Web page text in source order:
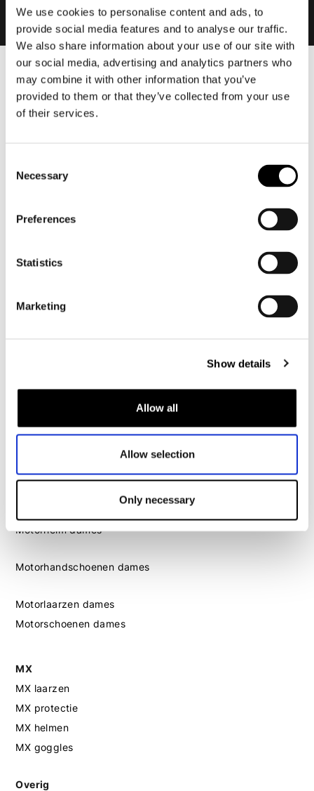
We use cookies to personalise content and ads, to
provide social media features and to analyse our traffic.
We also share information about your use of our site with
our social media, advertising and analytics partners who
may combine it with other information that you’ve
provided to them or that they’ve collected from your use
of their services.
Selection
Necessary
Preferences
Statistics
Marketing
Show details
Allow all
Allow selection
Only necessary
Heren
Motorkleding heren
Motorjas heren
Motorjeans heren
Motorlaarzen heren
Motorkleding dames
Motorbroek dames
Motorjeans dames
Motorhelm dames
Motorhandschoenen dames
Motorlaarzen dames
Motorschoenen dames
MX
MX laarzen
MX protectie
MX helmen
MX goggles
Overig